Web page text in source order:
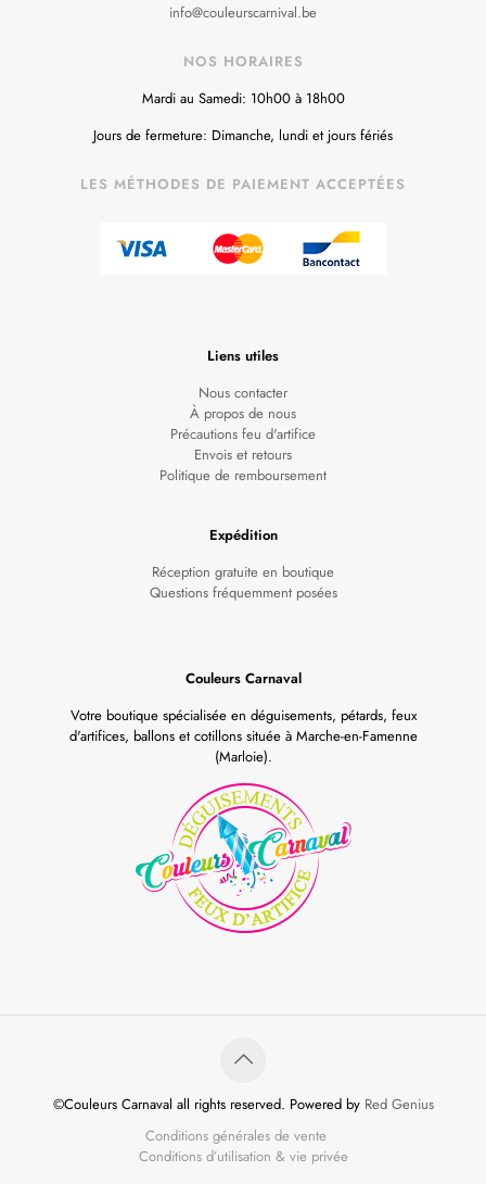
info@couleurscarnival.be
NOS HORAIRES
Mardi au Samedi: 10h00 à 18h00
Jours de fermeture: Dimanche, lundi et jours fériés
LES MÉTHODES DE PAIEMENT ACCEPTÉES
Liens utiles
Nous contacter
À propos de nous
Précautions feu d'artifice
Envois et retours
Politique de remboursement
Expédition
Réception gratuite en boutique
Questions fréquemment posées
Couleurs Carnaval
Votre boutique spécialisée en déguisements, pétards, feux
d'artifices, ballons et cotillons située à Marche-en-Famenne
(Marloie).
©Couleurs Carnaval all rights reserved. Powered by Red Genius
Conditions générales de vente
Conditions d’utilisation & vie privée